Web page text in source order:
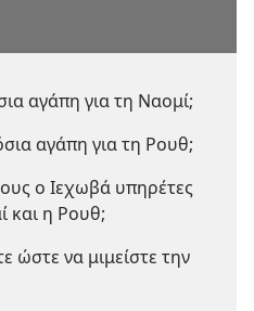
αγάπη για τη Ναομί;
αγάπη για τη Ρουθ;
ο Ιεχωβά υπηρέτες
και η Ρουθ;
ώστε να μιμείστε την